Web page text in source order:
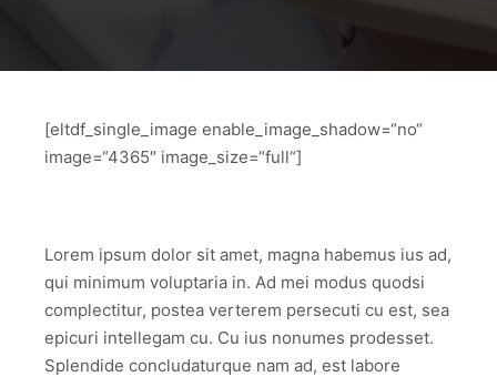
[eltdf_single_image enable_image_shadow=“no“
image=“4365″ image_size=“full“]
Lorem ipsum dolor sit amet, magna habemus ius ad,
qui minimum voluptaria in. Ad mei modus quodsi
complectitur, postea verterem persecuti cu est, sea
epicuri intellegam cu. Cu ius nonumes prodesset.
Splendide concludaturque nam ad, est labore